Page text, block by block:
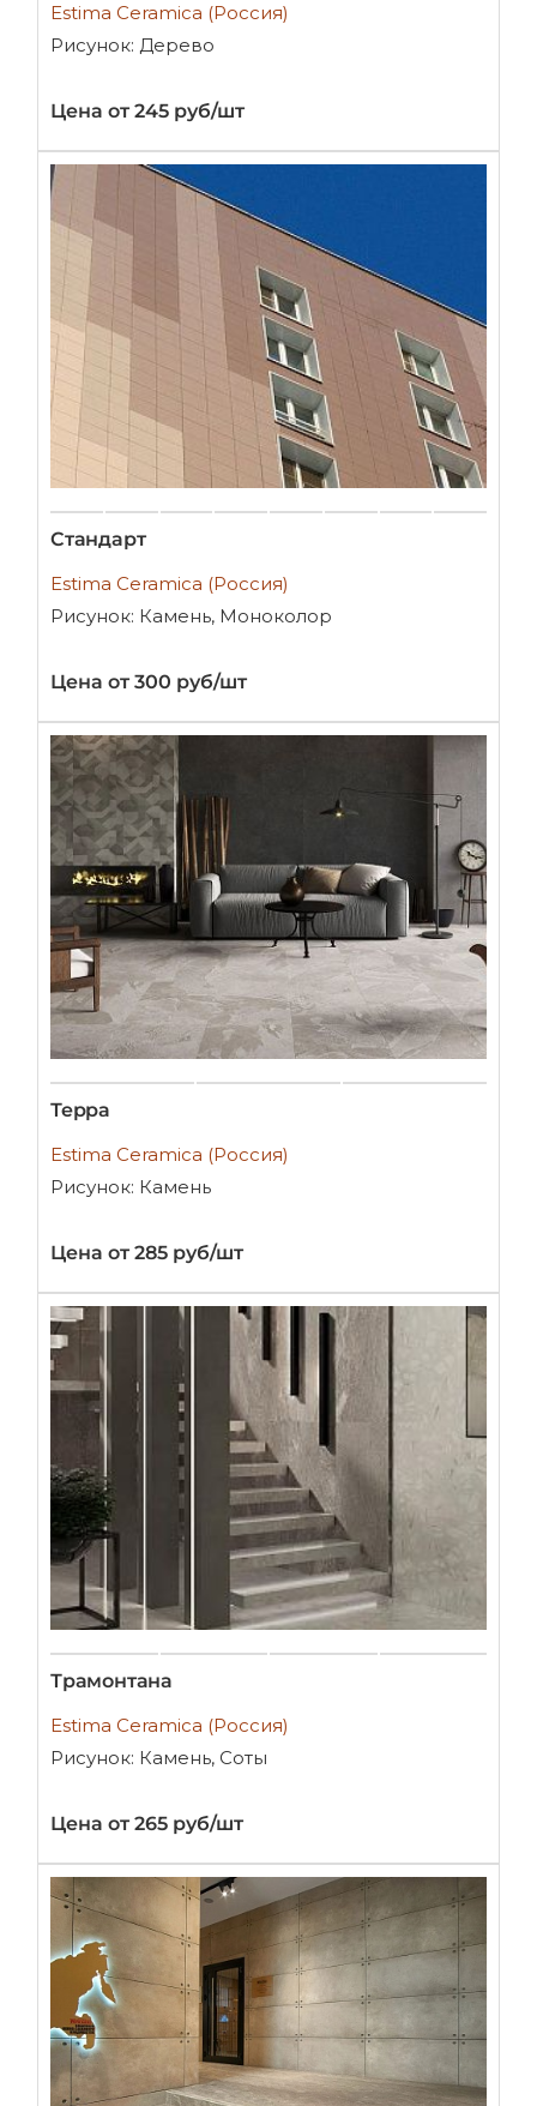
Estima Ceramica (Россия)
Рисунок: Дерево
Цена от 245 руб/шт
Стандарт
Estima Ceramica (Россия)
Рисунок: Камень, Моноколор
Цена от 300 руб/шт
Терра
Estima Ceramica (Россия)
Рисунок: Камень
Цена от 285 руб/шт
Трамонтана
Estima Ceramica (Россия)
Рисунок: Камень, Соты
Цена от 265 руб/шт